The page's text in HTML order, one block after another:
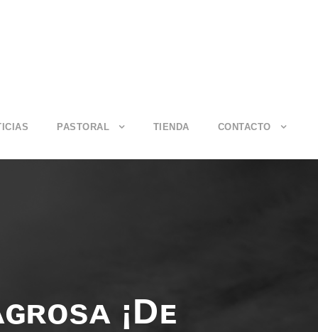
PASTORAL TIENDA CONTACTO
¡Dᴇ